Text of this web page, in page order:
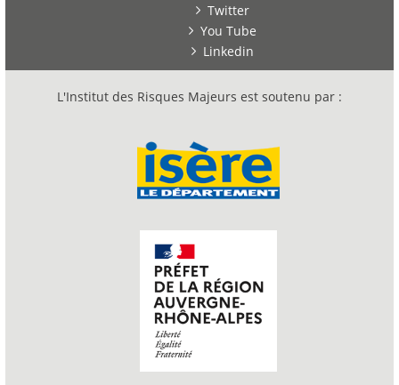
Twitter
You Tube
Linkedin
L'Institut des Risques Majeurs est soutenu par :